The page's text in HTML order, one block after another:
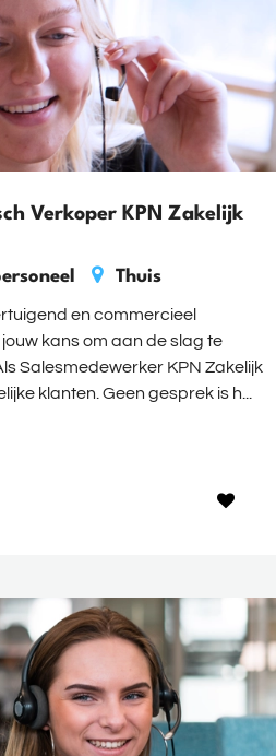
Verkoper KPN Zakelijk
Thuis
en commercieel
kans om aan de slag te
Salesmedewerker KPN Zakelijk
klanten. Geen gesprek is h...